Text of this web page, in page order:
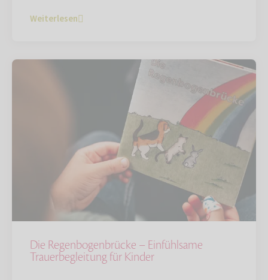
Weiterlesen
Die Regenbogenbrücke – Einfühlsame
Trauerbegleitung für Kinder